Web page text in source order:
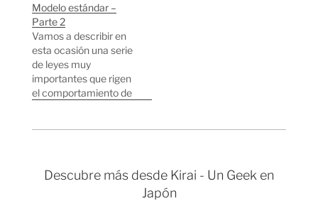
ayudar a materiales
ordinarios a
"transformarse" en
materiales que
conducen electricidad
con resistencia
cercana a cero. Según
seguramente
de las…
Modelo estándar –
Parte 2
Vamos a describir en
esta ocasión una serie
de leyes muy
importantes que rigen
el comportamiento de
exactamente igual a la
Descubre más desde Kirai - Un Geek en
Japón